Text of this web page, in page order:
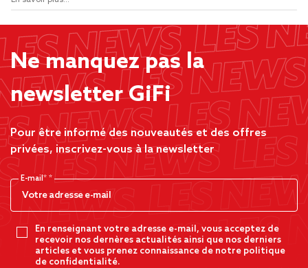
Ne manquez pas la
newsletter GiFi
Pour être informé des nouveautés et des offres
privées, inscrivez-vous à la newsletter
E-mail*
En renseignant votre adresse e-mail, vous acceptez de
recevoir nos dernères actualités ainsi que nos derniers
articles et vous prenez connaissance de notre politique
de confidentialité.